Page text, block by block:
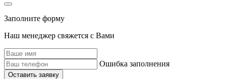
Заполните форму
Наш менеджер свяжется с Вами
Ошибка заполнения
Оставить заявку